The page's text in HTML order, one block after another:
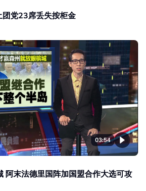
团党23席丢失按柜金
03:54
阿末法德里国阵加国盟合作大选可攻